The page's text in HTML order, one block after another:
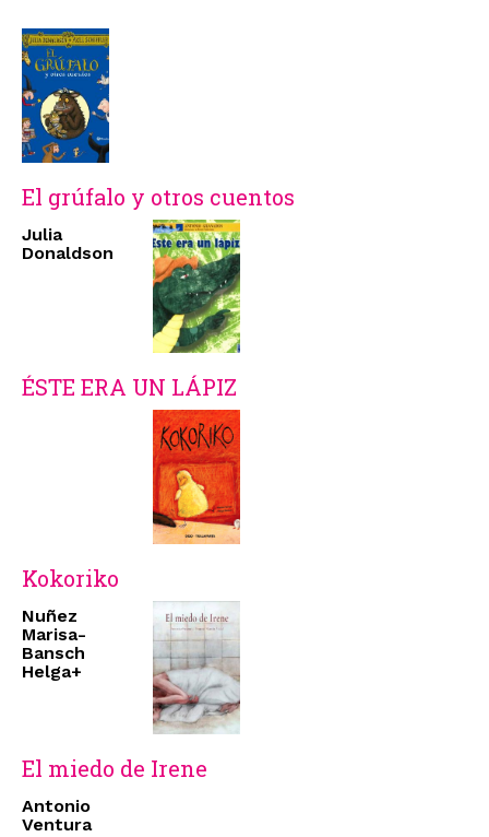
El grúfalo y otros cuentos
Julia
Donaldson
ÉSTE ERA UN LÁPIZ
Kokoriko
Nuñez
Marisa-
Bansch
Helga+
El miedo de Irene
Antonio
Ventura